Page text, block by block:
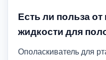
Есть ли польза
жидкости для
Ополаскиватель для